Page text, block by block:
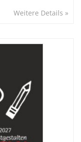
Weitere Details »